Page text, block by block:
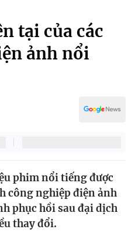
tại của các
ảnh nổi
phim nổi tiếng được
công nghiệp điện ảnh
phục hồi sau đại dịch
thay đổi.